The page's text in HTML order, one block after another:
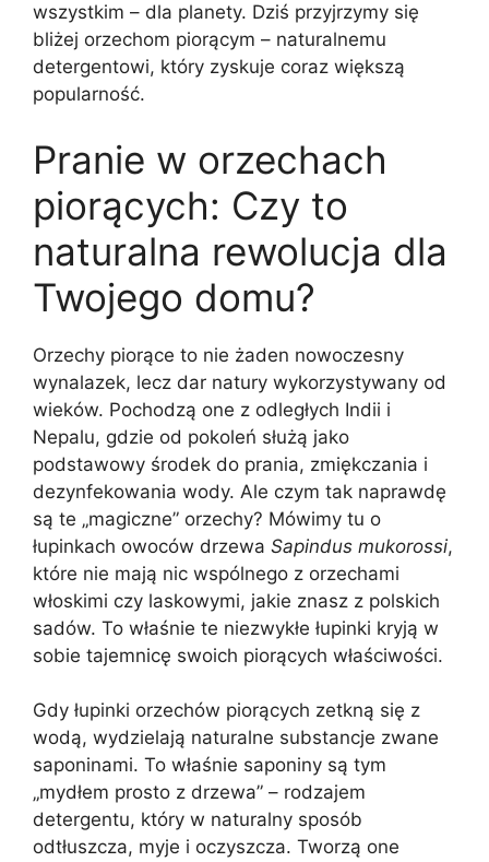
wszystkim – dla planety. Dziś przyjrzymy się
bliżej orzechom piorącym – naturalnemu
detergentowi, który zyskuje coraz większą
popularność.
Pranie w orzechach
piorących: Czy to
naturalna rewolucja dla
Twojego domu?
Orzechy piorące to nie żaden nowoczesny
wynalazek, lecz dar natury wykorzystywany od
wieków. Pochodzą one z odległych Indii i
Nepalu, gdzie od pokoleń służą jako
podstawowy środek do prania, zmiękczania i
dezynfekowania wody. Ale czym tak naprawdę
są te „magiczne” orzechy? Mówimy tu o
łupinkach owoców drzewa Sapindus mukorossi,
które nie mają nic wspólnego z orzechami
włoskimi czy laskowymi, jakie znasz z polskich
sadów. To właśnie te niezwykłe łupinki kryją w
sobie tajemnicę swoich piorących właściwości.
Gdy łupinki orzechów piorących zetkną się z
wodą, wydzielają naturalne substancje zwane
saponinami. To właśnie saponiny są tym
„mydłem prosto z drzewa” – rodzajem
detergentu, który w naturalny sposób
odtłuszcza, myje i oczyszcza. Tworzą one